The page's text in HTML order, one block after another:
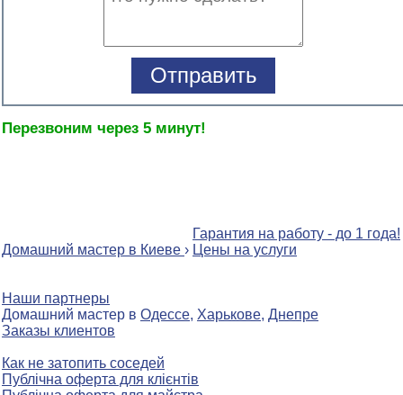
Перезвоним через 5 минут!
Домашний мастер в Киеве ›
Гарантия на работу - до 1 года!
Цены на услуги
Наши партнеры
Домашний мастер в Одессе, Харькове, Днепре
Заказы клиентов
Как не затопить соседей
Публічна оферта для клієнтів